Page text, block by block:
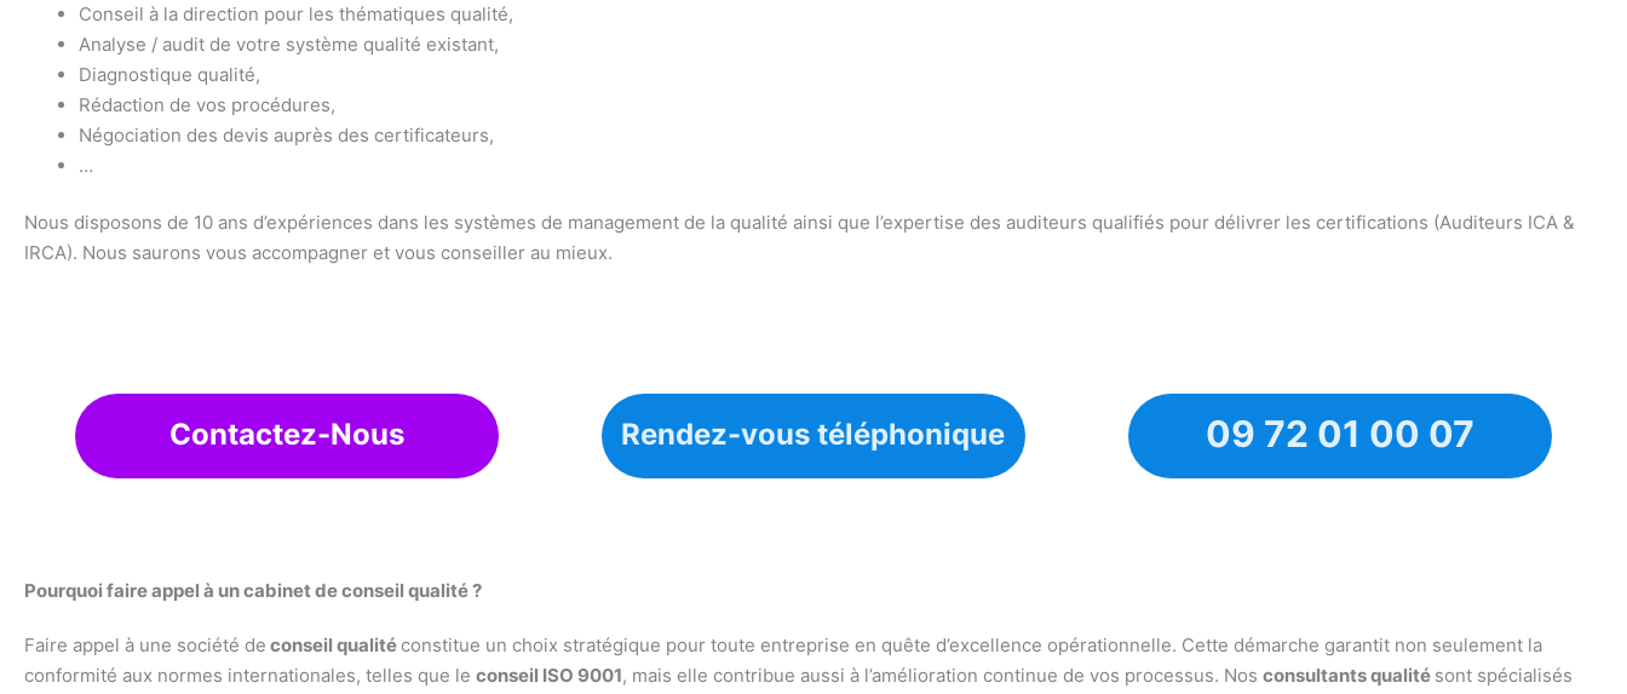
Conseil à la direction pour les thématiques qualité,
Analyse / audit de votre système qualité existant,
Diagnostique qualité,
Rédaction de vos procédures,
Négociation des devis auprès des certificateurs,
…
Nous disposons de 10 ans d’expériences dans les systèmes de management de la qualité ainsi que l’expertise des auditeurs qualifiés pour délivrer les certifications (Auditeurs ICA &
IRCA). Nous saurons vous accompagner et vous conseiller au mieux.
Contactez-Nous Rendez-vous téléphonique 09 72 01 00 07
Pourquoi faire appel à un cabinet de conseil qualité ?
Faire appel à une société de conseil qualité constitue un choix stratégique pour toute entreprise en quête d’excellence opérationnelle. Cette démarche garantit non seulement la
conformité aux normes internationales, telles que le conseil ISO 9001, mais elle contribue aussi à l’amélioration continue de vos processus. Nos consultants qualité sont spécialisés